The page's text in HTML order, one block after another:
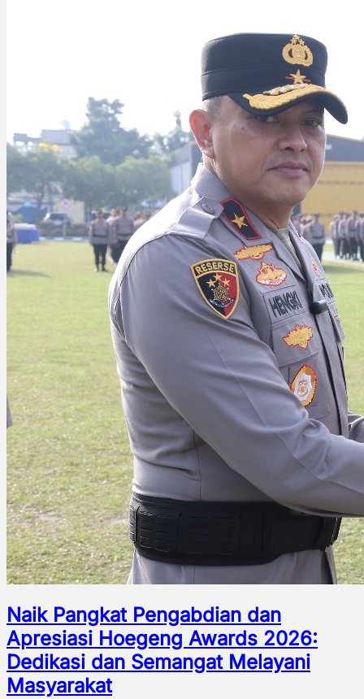
Naik Pangkat Pengabdian dan
Apresiasi Hoegeng Awards 2026:
Dedikasi dan Semangat Melayani
Masyarakat